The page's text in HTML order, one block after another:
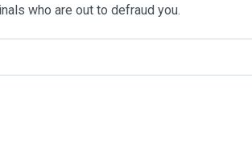
who are out to defraud you.